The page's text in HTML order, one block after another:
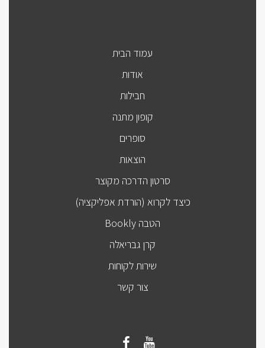
עמוד הבית
אודות
חבילות
קופון מתנה
סופרים
הוצאות
סרטון הדרכה מקוצר
כיצד לקרוא (הורדת אפליקציה)
הטבה Bookly
קרן גבריאלה
שירות לקוחות
צור קשר